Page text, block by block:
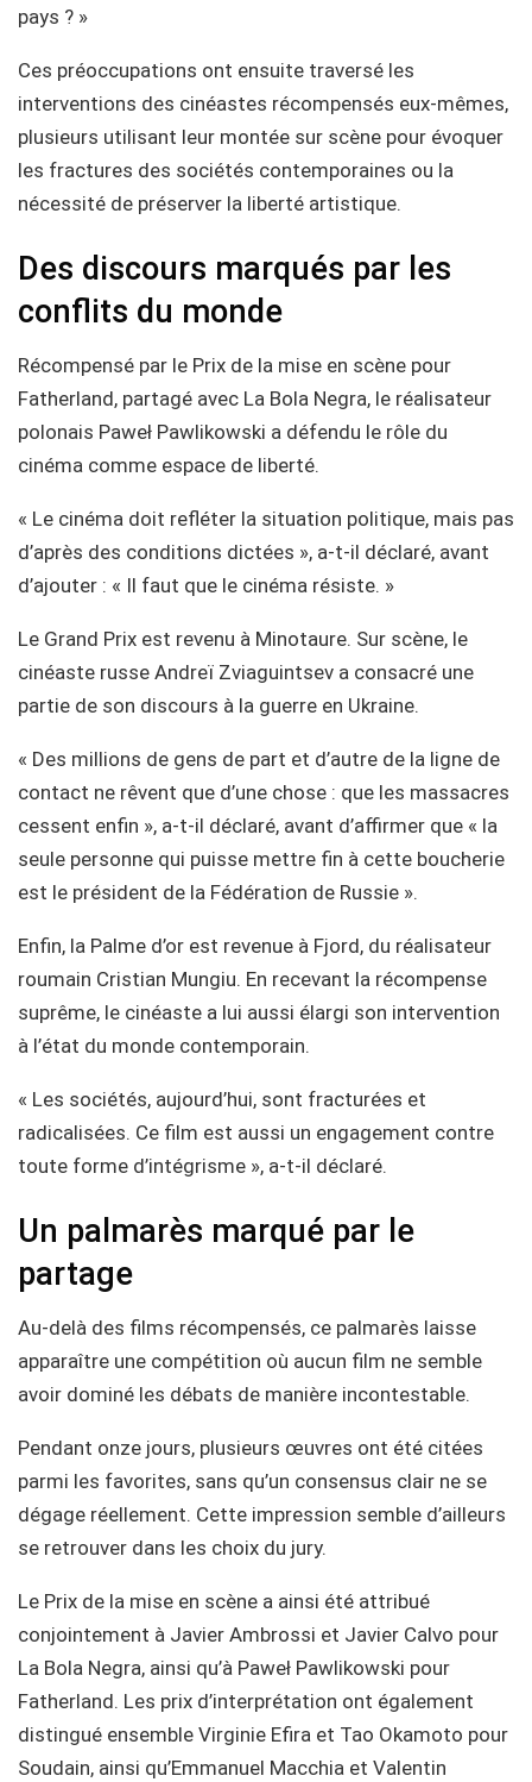
pays ? »
Ces préoccupations ont ensuite traversé les
interventions des cinéastes récompensés eux-mêmes,
plusieurs utilisant leur montée sur scène pour évoquer
les fractures des sociétés contemporaines ou la
nécessité de préserver la liberté artistique.
Des discours marqués par les
conflits du monde
Récompensé par le Prix de la mise en scène pour
Fatherland, partagé avec La Bola Negra, le réalisateur
polonais Paweł Pawlikowski a défendu le rôle du
cinéma comme espace de liberté.
« Le cinéma doit refléter la situation politique, mais pas
d’après des conditions dictées », a-t-il déclaré, avant
d’ajouter : « Il faut que le cinéma résiste. »
Le Grand Prix est revenu à Minotaure. Sur scène, le
cinéaste russe Andreï Zviaguintsev a consacré une
partie de son discours à la guerre en Ukraine.
« Des millions de gens de part et d’autre de la ligne de
contact ne rêvent que d’une chose : que les massacres
cessent enfin », a-t-il déclaré, avant d’affirmer que « la
seule personne qui puisse mettre fin à cette boucherie
est le président de la Fédération de Russie ».
Enfin, la Palme d’or est revenue à Fjord, du réalisateur
roumain Cristian Mungiu. En recevant la récompense
suprême, le cinéaste a lui aussi élargi son intervention
à l’état du monde contemporain.
« Les sociétés, aujourd’hui, sont fracturées et
radicalisées. Ce film est aussi un engagement contre
toute forme d’intégrisme », a-t-il déclaré.
Un palmarès marqué par le
partage
Au-delà des films récompensés, ce palmarès laisse
apparaître une compétition où aucun film ne semble
avoir dominé les débats de manière incontestable.
Pendant onze jours, plusieurs œuvres ont été citées
parmi les favorites, sans qu’un consensus clair ne se
dégage réellement. Cette impression semble d’ailleurs
se retrouver dans les choix du jury.
Le Prix de la mise en scène a ainsi été attribué
conjointement à Javier Ambrossi et Javier Calvo pour
La Bola Negra, ainsi qu’à Paweł Pawlikowski pour
Fatherland. Les prix d’interprétation ont également
distingué ensemble Virginie Efira et Tao Okamoto pour
Soudain, ainsi qu’Emmanuel Macchia et Valentin